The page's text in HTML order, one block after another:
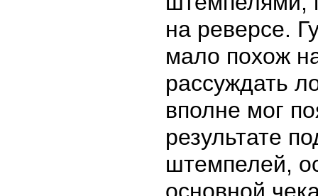
на реверсе.
мало похож
рассуждать
вполне мог
результате
штемпелей,
основной